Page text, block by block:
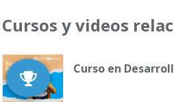
Cursos y videos
Curso en